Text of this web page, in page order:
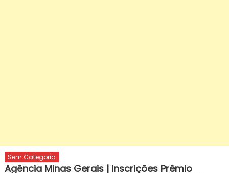
Sem Categoria
Agência Minas Gerais | Inscrições Prêmio